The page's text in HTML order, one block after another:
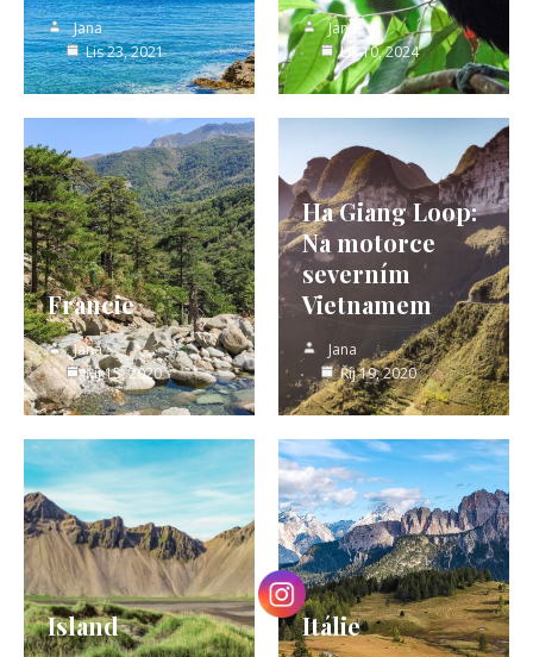
Jana
Lis 23, 2021
Jana
Lis 10, 2024
Francie
Jana
Říj 15, 2020
Ha Giang Loop:
Na motorce
severním
Vietnamem
Jana
Říj 19, 2020
Island Itálie